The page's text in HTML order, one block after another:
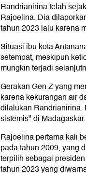
Randrianirina telah
Rajoelina. Dia
tahun 2023 lalu karena
Situasi ibu kota
setempat, meskipun
mungkin terjadi
Gerakan Gen Z yang
karena kekurangan air
dilalukan Randrianirina.
sistemis" di Madagaskar.
Rajoelina pertama kali
pada tahun 2009, yang
terpilih sebagai
tahun 2023 yang